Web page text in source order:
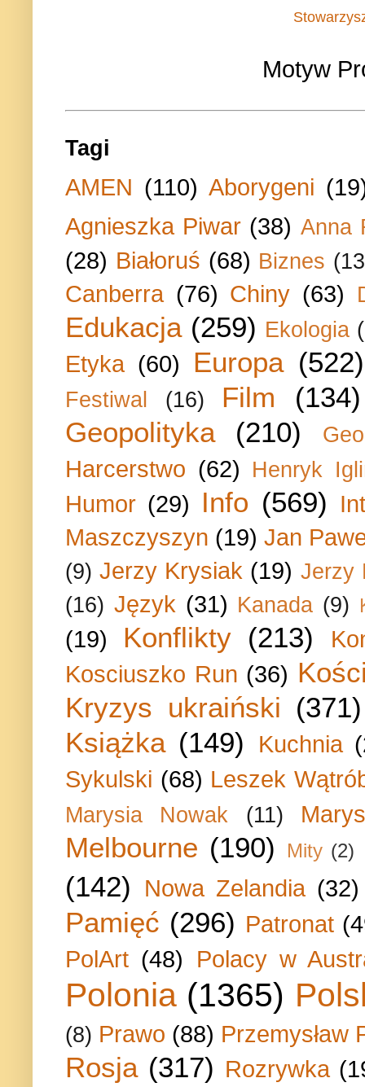
Motyw
Tagi
AMEN (110) Aborygeni
Agnieszka Piwar (38) Anna
(28) Białoruś (68) Biznes
Canberra (76) Chiny (63)
Edukacja (259) Ekologia
Etyka (60) Europa (522)
Festiwal (16) Film
(134)
Geopolityka
(210)
Harcerstwo (62) Henryk
Humor (29) Info (569)
Maszczyszyn (19) Jan
(9) Jerzy Krysiak (19) Jerzy
(16) Język (31) Kanada (9)
(19) Konflikty (213)
Kosciuszko Run (36)
Kryzys ukraiński (371)
Książka (149) Kuchnia
Sykulski (68) Leszek
Marysia Nowak (11)
Melbourne (190) Mity (2)
(142) Nowa Zelandia (32)
Pamięć (296) Patronat
PolArt (48) Polacy w
Polonia (1365)
(8) Prawo (88) Przemysław
Rosja (317) Rozrywka